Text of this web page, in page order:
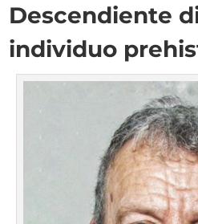
Descendiente
individuo